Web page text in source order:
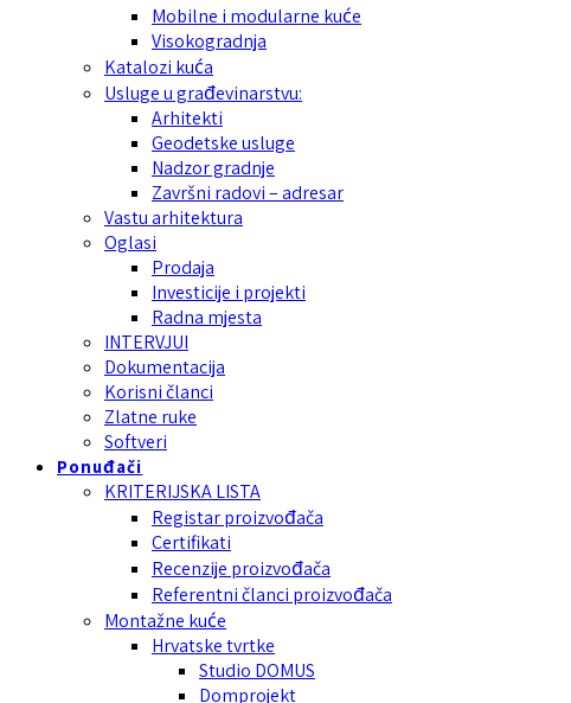
Mobilne i modularne kuće
Visokogradnja
Katalozi kuća
Usluge u građevinarstvu:
Arhitekti
Geodetske usluge
Nadzor gradnje
Završni radovi – adresar
Vastu arhitektura
Oglasi
Prodaja
Investicije i projekti
Radna mjesta
INTERVJUI
Dokumentacija
Korisni članci
Zlatne ruke
Softveri
Ponuđači
KRITERIJSKA LISTA
Registar proizvođača
Certifikati
Recenzije proizvođača
Referentni članci proizvođača
Montažne kuće
Hrvatske tvrtke
Studio DOMUS
Domprojekt